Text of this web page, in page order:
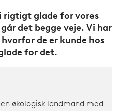
rigtigt glade for vores
det begge veje. Vi har
de er kunde hos
for det.
økologisk landmand med